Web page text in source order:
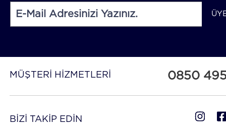
MÜŞTERİ HİZMETLERİ 0850
BİZİ TAKİP EDİN